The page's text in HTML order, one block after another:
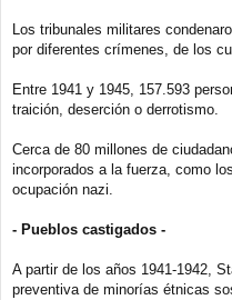
Los tribunales militares
por diferentes crímenes, de los
Entre 1941 y 1945, 157.593
traición, deserción o derrotismo.
Cerca de 80 millones de
incorporados a la fuerza, como
ocupación nazi.
- Pueblos castigados -
A partir de los años 1941-1942,
preventiva de minorías étnicas